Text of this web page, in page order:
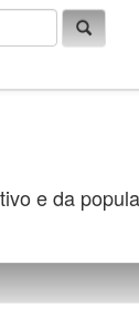
e da